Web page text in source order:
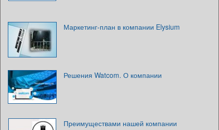
Маркетинг-план в компании Elysium
Решения Watcom. О компании
Преимуществами нашей компании